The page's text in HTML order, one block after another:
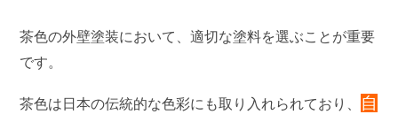
茶色の外壁塗装において、適切な塗料を選ぶことが重要
です。
茶色は日本の伝統的な色彩にも取り入れられており、 自